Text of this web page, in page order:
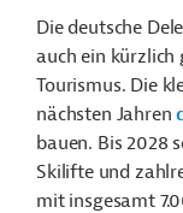
Die deutsche
auch ein kürzlich
Tourismus. Die
nächsten Jahren
bauen. Bis 2028
Skilifte und
mit insgesamt